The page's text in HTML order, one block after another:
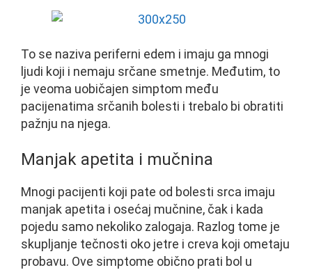
To se naziva periferni edem i imaju ga mnogi
ljudi koji i nemaju srčane smetnje. Međutim, to
je veoma uobičajen simptom među
pacijenatima srčanih bolesti i trebalo bi obratiti
pažnju na njega.
Manjak apetita i mučnina
Mnogi pacijenti koji pate od bolesti srca imaju
manjak apetita i osećaj mučnine, čak i kada
pojedu samo nekoliko zalogaja. Razlog tome je
skupljanje tečnosti oko jetre i creva koji ometaju
probavu. Ove simptome obično prati bol u